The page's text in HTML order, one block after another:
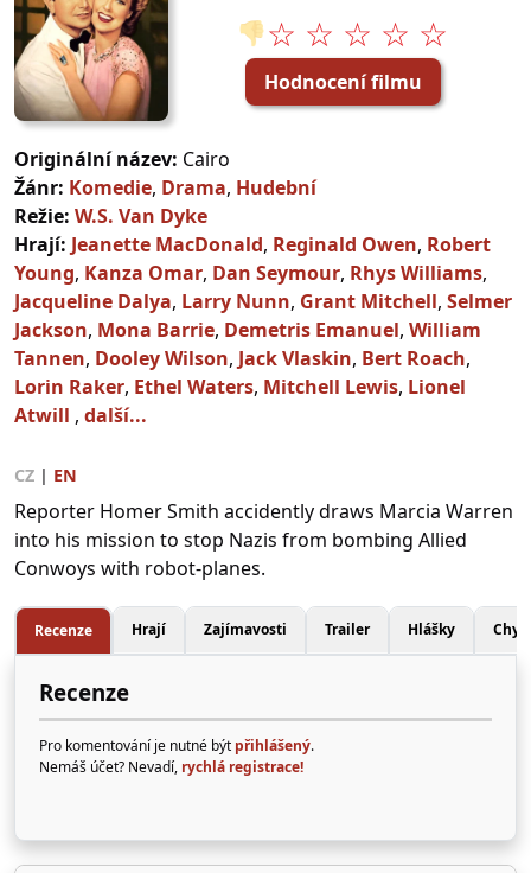
👎☆ ☆ ☆ ☆ ☆
Hodnocení filmu
Originální název: Cairo
Žánr: Komedie, Drama, Hudební
Režie: W.S. Van Dyke
Hrají: Jeanette MacDonald, Reginald Owen, Robert
Young, Kanza Omar, Dan Seymour, Rhys Williams,
Jacqueline Dalya, Larry Nunn, Grant Mitchell, Selmer
Jackson, Mona Barrie, Demetris Emanuel, William
Tannen, Dooley Wilson, Jack Vlaskin, Bert Roach,
Lorin Raker, Ethel Waters, Mitchell Lewis, Lionel
Atwill , další...
CZ | EN
Reporter Homer Smith accidently draws Marcia Warren
into his mission to stop Nazis from bombing Allied
Conwoys with robot-planes.
Recenze Hrají Zajímavosti Trailer Hlášky
Recenze
Pro komentování je nutné být přihlášený.
Nemáš účet? Nevadí, rychlá registrace!